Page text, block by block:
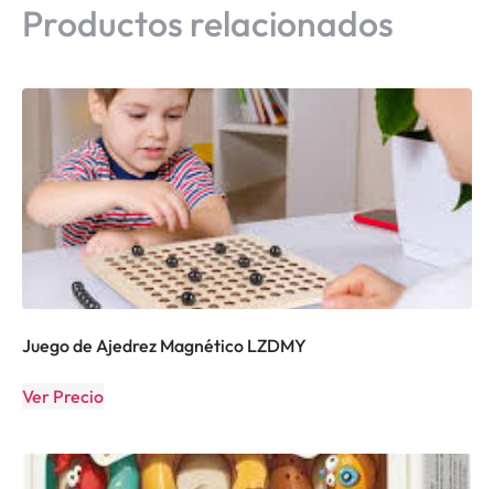
Productos relacionados
Juego de Ajedrez Magnético LZDMY
Ver Precio